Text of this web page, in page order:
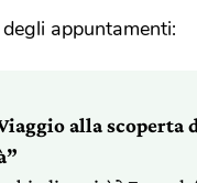
appuntamenti:
alla scoperta